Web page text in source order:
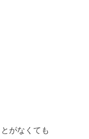
がなくても